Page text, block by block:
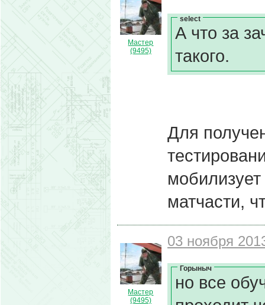
Мастер
(9495)
select
А что за
такого.
Для
матчасти,
Мастер
(9495)
03 ноября
Горыныч
но все